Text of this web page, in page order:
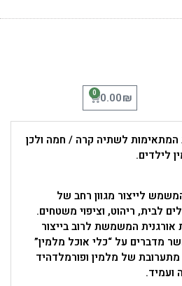
0.00₪
0
המתאימות לשתיה קרה / חמה ולכן
לילדים.
לייצור מגוון רחב של
לבית, ריהוט, וציפוי משטחים.
אורגנית המשמשת לרוב בייצור
מדברים על “כלי אוכל מלמין”
מתערובת של מלמין ופורמלדהיד
ועמיד.